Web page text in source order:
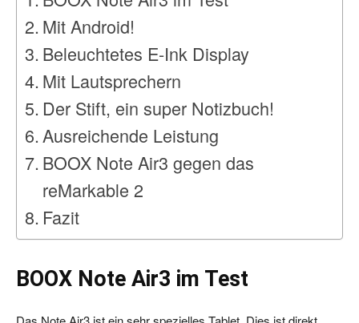
Mit Android!
Beleuchtetes E-Ink Display
Mit Lautsprechern
Der Stift, ein super Notizbuch!
Ausreichende Leistung
BOOX Note Air3 gegen das
reMarkable 2
Fazit
BOOX Note Air3 im Test